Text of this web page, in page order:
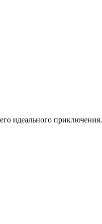
идеального приключения.